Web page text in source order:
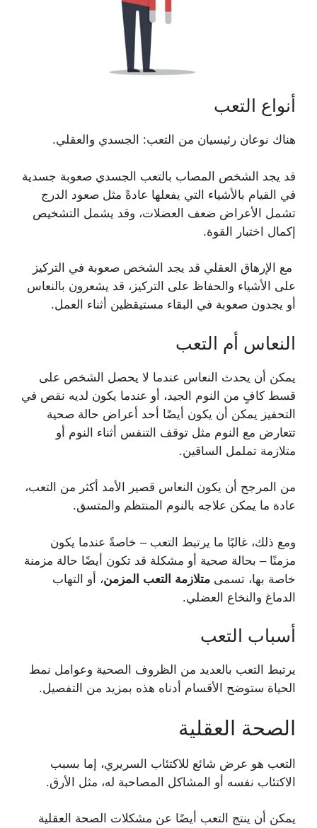
أنواع التعب
هناك نوعان رئيسيان من التعب: الجسدي والعقلي.
قد يجد الشخص المصاب بالتعب الجسدي صعوبة جسدية
في القيام بالأشياء التي يفعلها عادةً مثل صعود الدرج
تشمل الأعراض ضعف العضلات، وقد يشمل التشخيص
إكمال اختبار القوة.
مع الإرهاق العقلي قد يجد الشخص صعوبة في التركيز
على الأشياء والحفاظ على التركيز، قد يشعرون بالنعاس
أو يجدون صعوبة في البقاء مستيقظين أثناء العمل.
النعاس أم التعب
يمكن أن يحدث النعاس عندما لا يحصل الشخص على
قسط كافٍ من النوم الجيد، أو عندما يكون لديه نقص في
التحفيز يمكن أن يكون أيضًا أحد أعراض حالة صحية
تتعارض مع النوم مثل توقف التنفس أثناء النوم أو
متلازمة تململ الساقين.
من المرجح أن يكون النعاس قصير الأمد أكثر من التعب،
عادة ما يمكن علاجه بالنوم المنتظم والمتسق.
ومع ذلك، غالبًا ما يرتبط التعب – خاصةً عندما يكون
مزمنًا – بحالة صحية أو مشكلة قد تكون أيضًا حالة مزمنة
خاصة بها، تسمى متلازمة التعب المزمن، أو التهاب
الدماغ والنخاع العضلي.
أسباب التعب
يرتبط التعب بالعديد من الظروف الصحية وعوامل نمط
الحياة ستوضح الأقسام أدناه هذه بمزيد من التفصيل.
الصحة العقلية
التعب هو عرض شائع للاكتئاب السريري، إما بسبب
الاكتئاب نفسه أو المشاكل المصاحبة له، مثل الأرق.
يمكن أن ينتج التعب أيضًا عن مشكلات الصحة العقلية